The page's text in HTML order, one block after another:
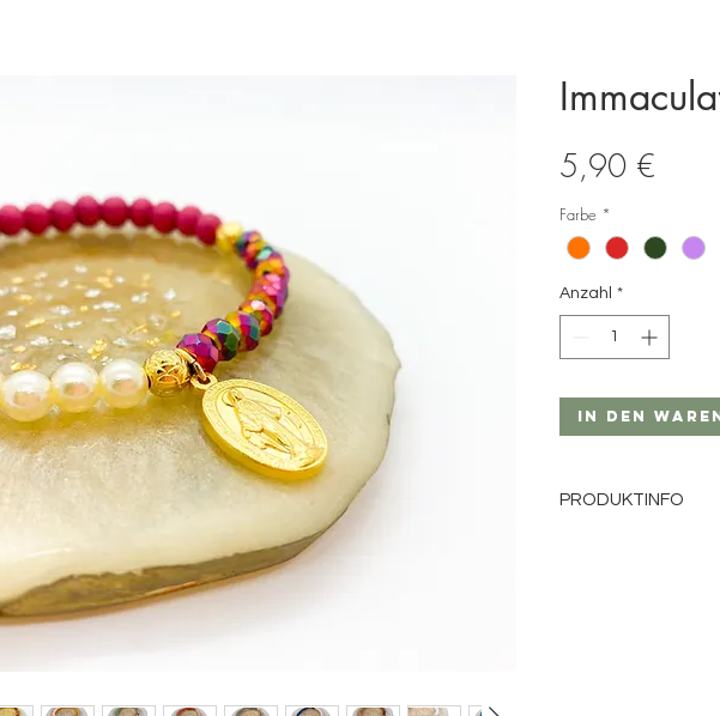
5,90 €
Farbe *
Anzahl *
In den
PRODUKTINFO